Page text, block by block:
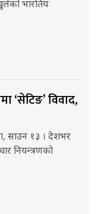
भारतिय
‘सेटिङ’ विवाद,
साउन १३ । देशभर
नियन्त्रणको